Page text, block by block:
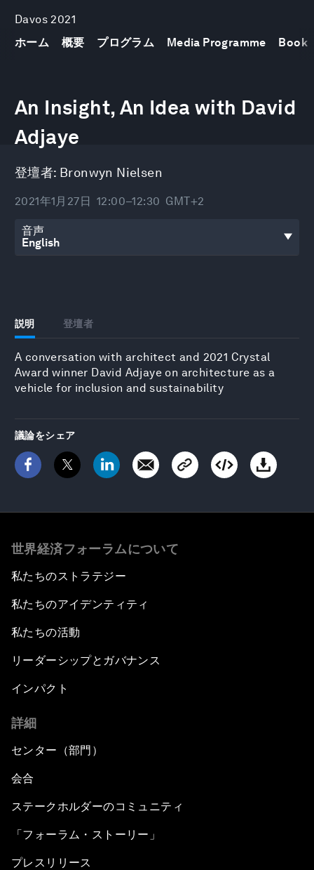
Davos 2021
ホーム
概要 プログラム Media Programme Book
An Insight, An Idea with David
Adjaye
登壇者: Bronwyn Nielsen
2021年1月27日 12:00–12:30 GMT+2
音声
説明 登壇者
A conversation with architect and 2021 Crystal
Award winner David Adjaye on architecture as a
vehicle for inclusion and sustainability
議論をシェア
of
minutes,
0
世界経済フォーラムについて
私たちのストラテジー
私たちのアイデンティティ
私たちの活動
リーダーシップとガバナンス
インパクト
詳細
センター（部門）
会合
ステークホルダーのコミュニティ
「フォーラム・ストーリー」
プレスリリース